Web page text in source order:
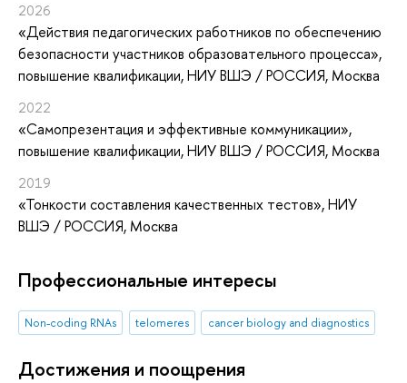
2026
«Действия педагогических работников по обеспечению
безопасности участников образовательного процесса»,
повышение квалификации, НИУ ВШЭ / РОССИЯ, Москва
2022
«Самопрезентация и эффективные коммуникации»,
повышение квалификации, НИУ ВШЭ / РОССИЯ, Москва
2019
«Тонкости составления качественных тестов», НИУ
ВШЭ / РОССИЯ, Москва
Профессиональные интересы
Non-coding RNAs telomeres cancer biology and diagnostics
Достижения и поощрения